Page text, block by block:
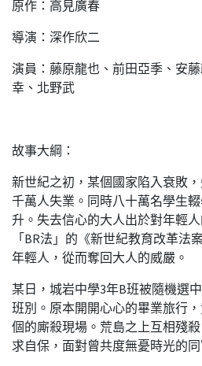
原作：高見廣春
導演：深作欣二
演員：藤原龍也、前田亞季、安
幸、北野武
故事大綱：
新世紀之初，某個國家陷入衰敗
千萬人失業。同時八十萬名學生
升。失去信心的大人出於對年輕
「BR法」的《新世紀教育改革法
年輕人，從而奪回大人的威嚴。
某日，城岩中學3年B班被隨機選
班別。原本開開心心的畢業旅行
個的廝殺現場。荒島之上互相殘
求自保，面對曾共度無憂時光的